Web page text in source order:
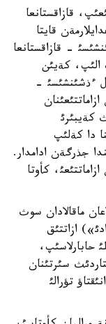
قازاقستانعا
قايتا
- قازاقستانعا
الئپ، كةيئن
ءذشئنشئسئ -
كةيبئرئ
دا كةلئپ
جذرگةن ادامدار.
كأوتا
ماقالادان سوث
ازاتتئق
حابارلاسئپ،
سئرتئنان
تؤرالئ